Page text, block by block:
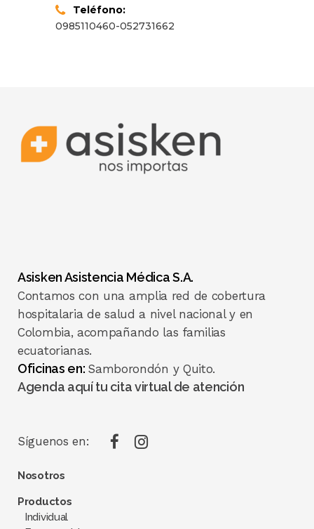
Teléfono:
0985110460-052731662
Asisken Asistencia Médica S.A.
Contamos con una amplia red de cobertura
hospitalaria de salud a nivel nacional y en
Colombia, acompañando las familias
ecuatorianas.
Oficinas en: Samborondón y Quito.
Agenda aquí tu cita virtual de atención
Síguenos en:
Nosotros
Productos
Individual